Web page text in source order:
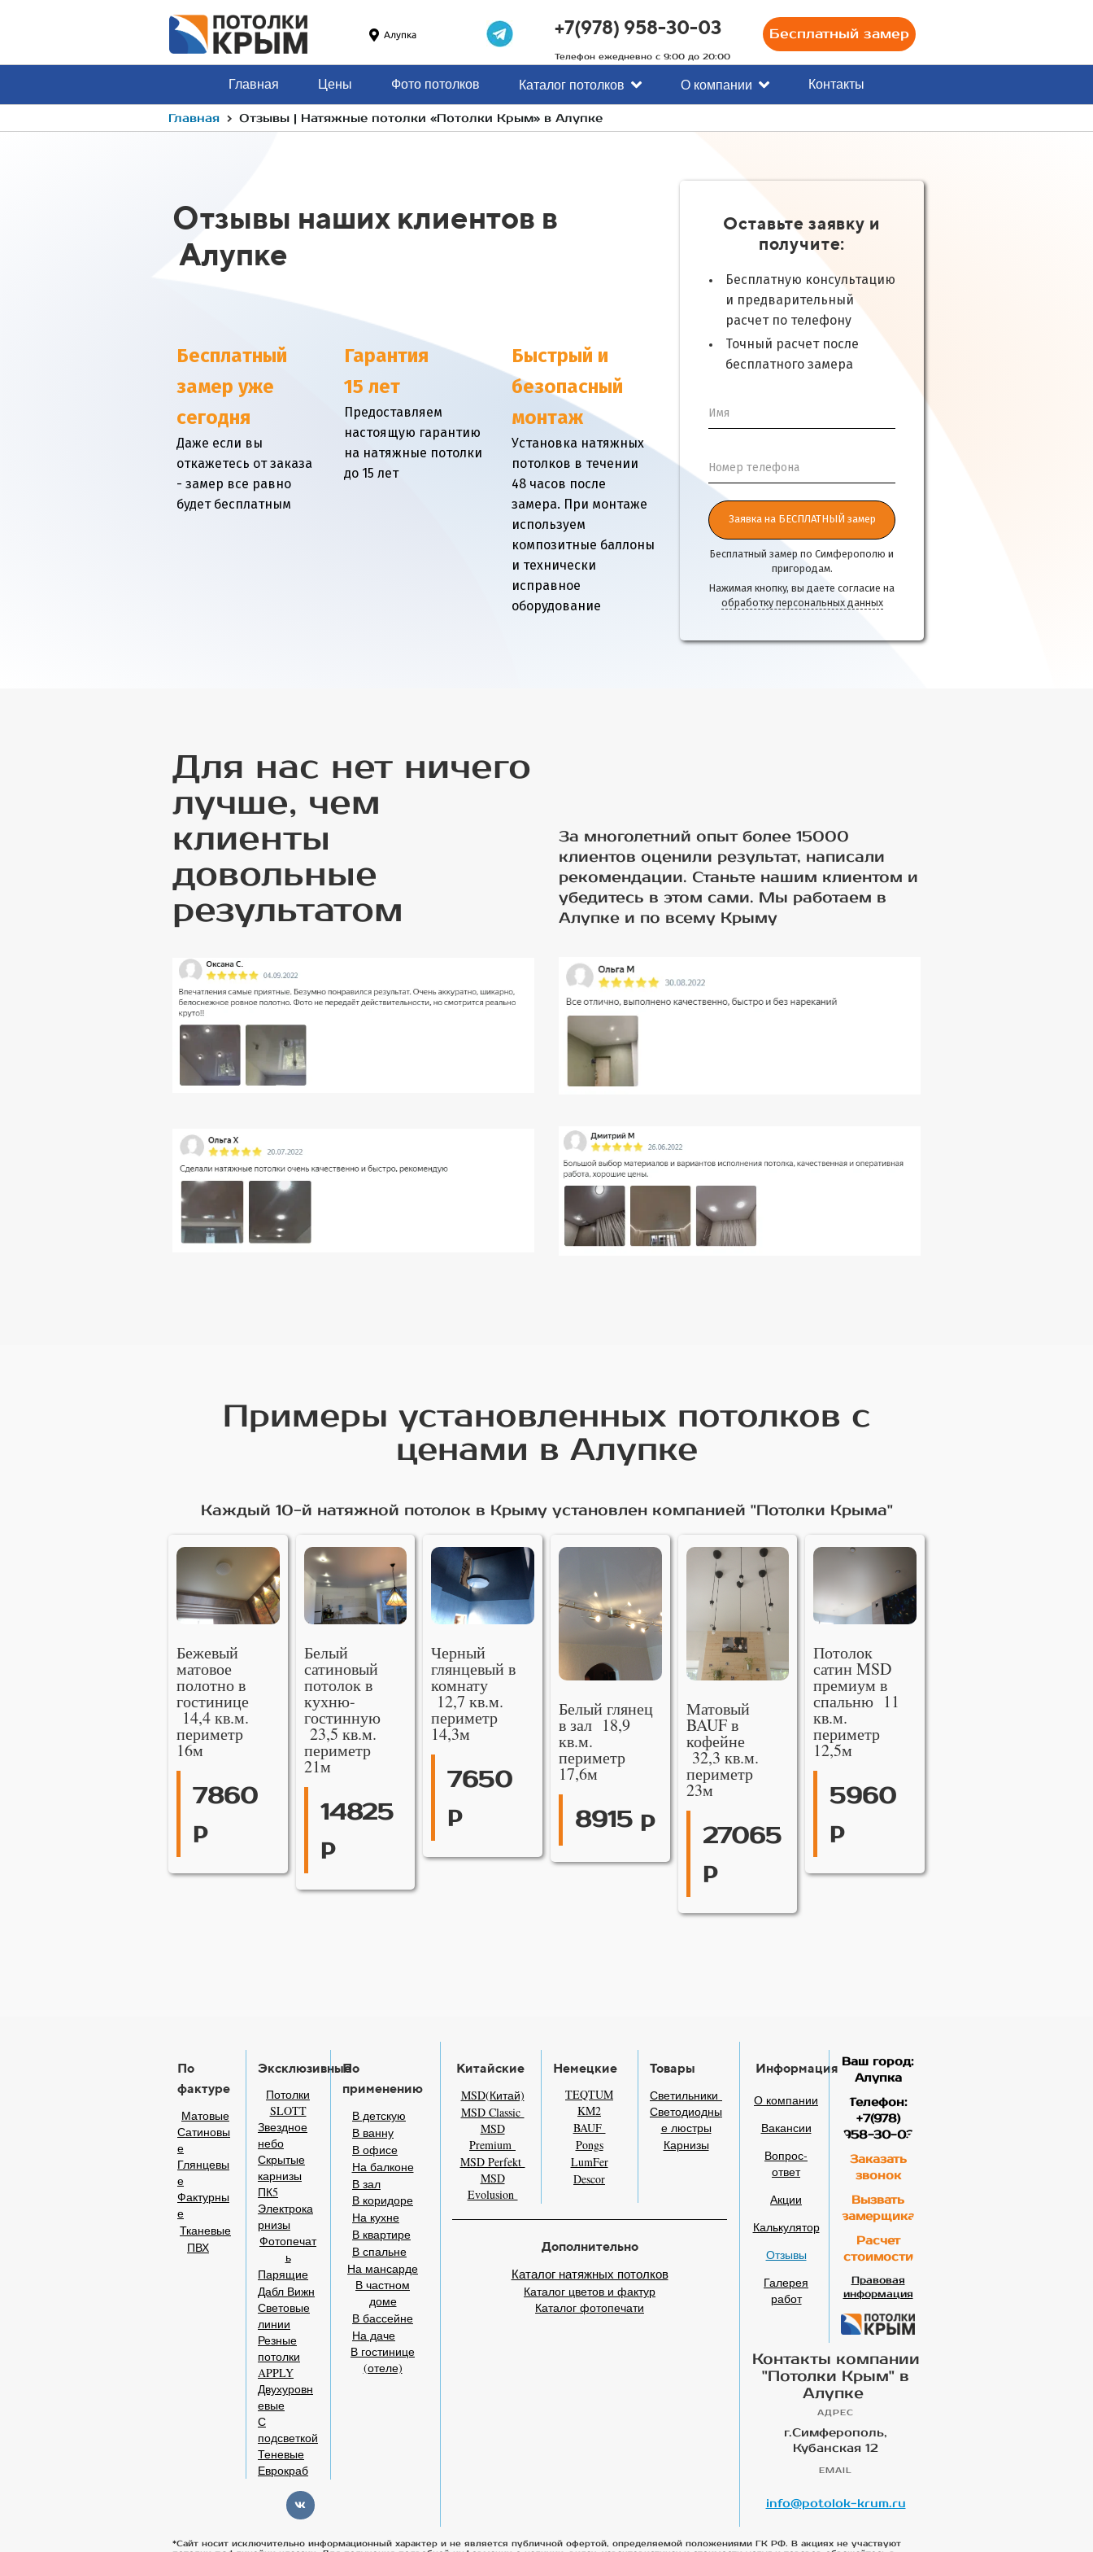
Алупка +7(978) 958-30-03
Телефон ежедневно с 9:00 до 20:00
Бесплатный замер
Главная Цены Фото потолков Каталог потолков О компании Контакты
Главная › Отзывы | Натяжные потолки «Потолки Крым» в Алупке
Отзывы наших клиентов в
Алупке
Бесплатный
замер уже
сегодня
Даже если вы
откажетесь от заказа
- замер все равно
будет бесплатным
Гарантия
15 лет
Предоставляем
настоящую гарантию
на натяжные потолки
до 15 лет
Быстрый и
безопасный
монтаж
Установка натяжных
потолков в течении
48 часов после
замера. При монтаже
используем
композитные баллоны
и технически
исправное
оборудование
Оставьте заявку и
получите:
Бесплатную консультацию
и предварительный
расчет по телефону
Точный расчет после
бесплатного замера
Имя
Номер телефона
Заявка на БЕСПЛАТНЫЙ замер
Бесплатный замер по Симферополю и
пригородам.
Нажимая кнопку, вы даете согласие на
обработку персональных данных
Для нас нет ничего
лучше, чем
клиенты
довольные
результатом
За многолетний опыт более 15000
клиентов оценили результат, написали
рекомендации. Станьте нашим клиентом и
убедитесь в этом сами. Мы работаем в
Алупке и по всему Крыму
Примеры установленных потолков с
ценами в Алупке
Каждый 10-й натяжной потолок в Крыму установлен компанией "Потолки Крыма"
Бежевый
матовое
полотно в
гостинице
14,4 кв.м.
периметр
16м
7860
р
Белый
сатиновый
потолок в
кухню-
гостинную
23,5 кв.м.
периметр
21м
14825
р
Черный
глянцевый в
комнату
12,7 кв.м.
периметр
14,3м
7650
р
Белый глянец
в зал 18,9
кв.м.
периметр
17,6м
8915 р
Матовый
BAUF в
кофейне
32,3 кв.м.
периметр
23м
27065
р
Потолок
сатин MSD
премиум в
спальню 11
кв.м.
периметр
12,5м
5960
р
По
фактуре
Матовые
Сатиновы
е
Глянцевы
е
Фактурны
е
Тканевые
ПВХ
Эксклюзивные
Потолки
SLOTT
Звездное
небо
Скрытые
карнизы
ПК5
Электрока
рнизы
Фотопечат
ь
Парящие
Дабл Вижн
Световые
линии
Резные
потолки
APPLY
Двухуровн
евые
С
подсветкой
Теневые
Еврокраб
По
применению
В детскую
В ванну
В офисе
На балконе
В зал
В коридоре
На кухне
В квартире
В спальне
На мансарде
В частном
доме
В бассейне
На даче
В гостинице
(отеле)
Китайские
MSD(Китай)
MSD Classic
MSD
Premium
MSD Perfekt
MSD
Evolusion
Немецкие
TEQTUM
KM2
BAUF
Pongs
LumFer
Descor
Товары
Светильники
Светодиодны
е люстры
Карнизы
Дополнительно
Каталог натяжных потолков
Каталог цветов и фактур
Каталог фотопечати
Информация
О компании
Вакансии
Вопрос-
ответ
Акции
Калькулятор
Отзывы
Галерея
работ
Ваш город:
Алупка
Телефон:
+7(978)
958-30-03
Заказать
звонок
Вызвать
замерщика
Расчет
стоимости
Правовая
информация
Контакты компании
"Потолки Крым" в
Алупке
АДРЕС
г.Симферополь,
Кубанская 12
EMAIL
info@potolok-krum.ru
*Сайт носит исключительно информационный характер и не является публичной офертой, определяемой положениями ГК РФ. В акциях не участвуют